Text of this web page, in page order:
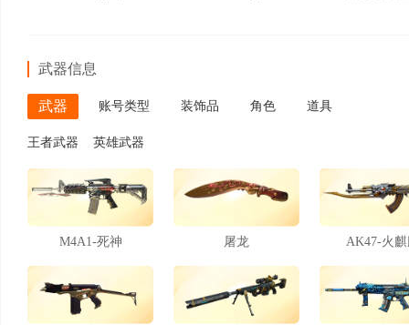
武器信息
武器 账号类型 装饰品 角色 道具
王者武器 英雄武器
M4A1-死神 屠龙 AK47-火麒